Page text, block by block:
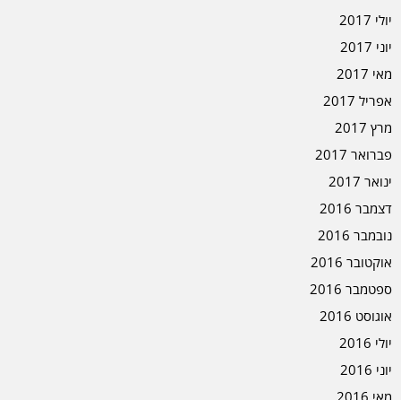
יולי 2017
יוני 2017
מאי 2017
אפריל 2017
מרץ 2017
פברואר 2017
ינואר 2017
דצמבר 2016
נובמבר 2016
אוקטובר 2016
ספטמבר 2016
אוגוסט 2016
יולי 2016
יוני 2016